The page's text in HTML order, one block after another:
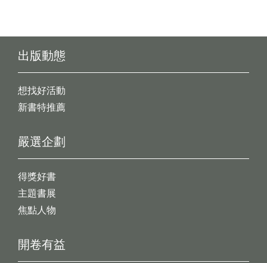
出版動態
想找好活動
新書特推薦
開卷有益
嚴選企劃
得獎好書
主題書展
焦點人物